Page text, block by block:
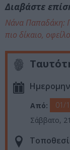
Διαβάστε
Νάνα Παπαδάκη:
πιο δίκαιο,
Από: 01/
Σάββατο,